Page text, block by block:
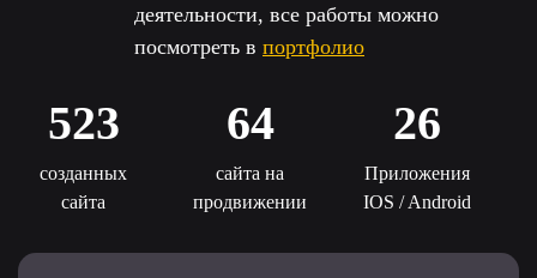
деятельности, все работы можно
посмотреть в портфолио
523
созданных
сайта
64
сайта на
продвижении
26
Приложения
IOS / Android